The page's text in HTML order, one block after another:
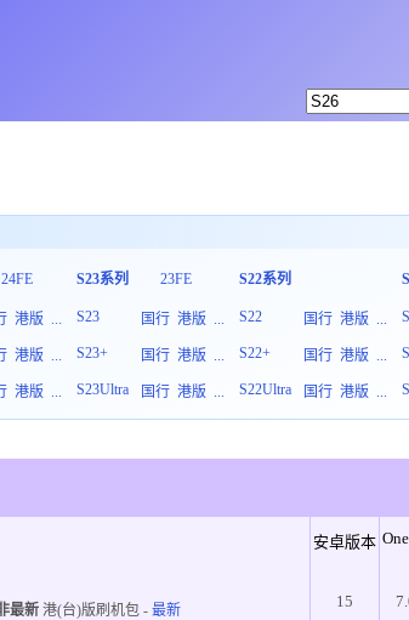
24FE
港版 ...
港版 ...
港版 ...
S23系列 23FE
S23 国行 港版 ...
S23+
国行 港版 ...
S23Ultra
国行 港版 ...
S22系列
S22 国行 港版 ...
S22+
国行 港版 ...
S22Ultra
国行 港版 ...
安卓版本
最新港(台)版刷机包 - 最新
15